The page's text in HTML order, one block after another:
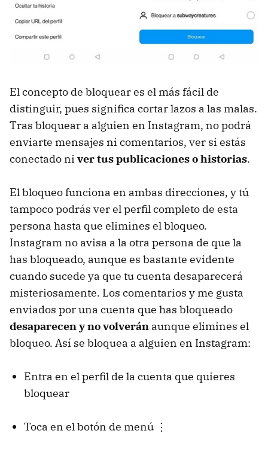
El concepto de bloquear es el más fácil de
distinguir, pues significa cortar lazos a las malas.
Tras bloquear a alguien en Instagram, no podrá
enviarte mensajes ni comentarios, ver si estás
conectado ni ver tus publicaciones o historias.
El bloqueo funciona en ambas direcciones, y tú
tampoco podrás ver el perfil completo de esta
persona hasta que elimines el bloqueo.
Instagram no avisa a la otra persona de que la
has bloqueado, aunque es bastante evidente
cuando sucede ya que tu cuenta desaparecerá
misteriosamente. Los comentarios y me gusta
enviados por una cuenta que has bloqueado
desaparecen y no volverán aunque elimines el
bloqueo. Así se bloquea a alguien en Instagram:
Entra en el perfil de la cuenta que quieres
bloquear
Toca en el botón de menú ⋮